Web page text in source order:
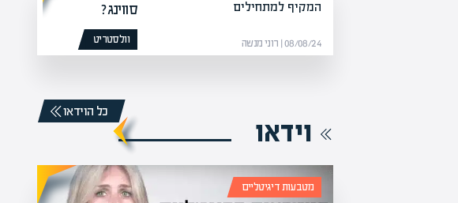
וולסטריט
המקיף למתחילים
08/08/24 | רוני מנשה
וידאו
כל הוידאו
מטבעות דיגיטליים